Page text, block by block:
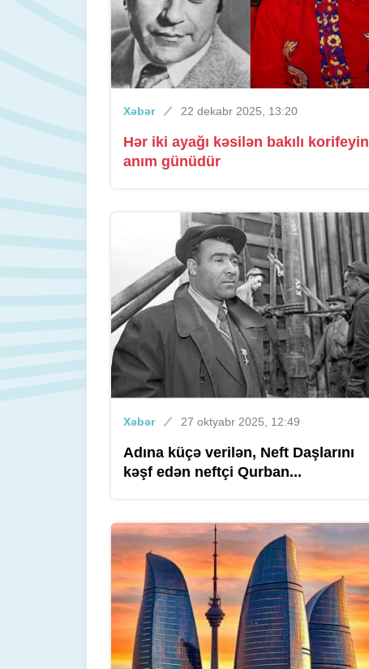
Xəbər 22 dekabr 2025, 13:20
Hər iki ayağı kəsilən bakılı korifeyin
anım günüdür
Xəbər 27 oktyabr 2025, 12:49
Adına küçə verilən, Neft Daşlarını
kəşf edən neftçi Qurban...